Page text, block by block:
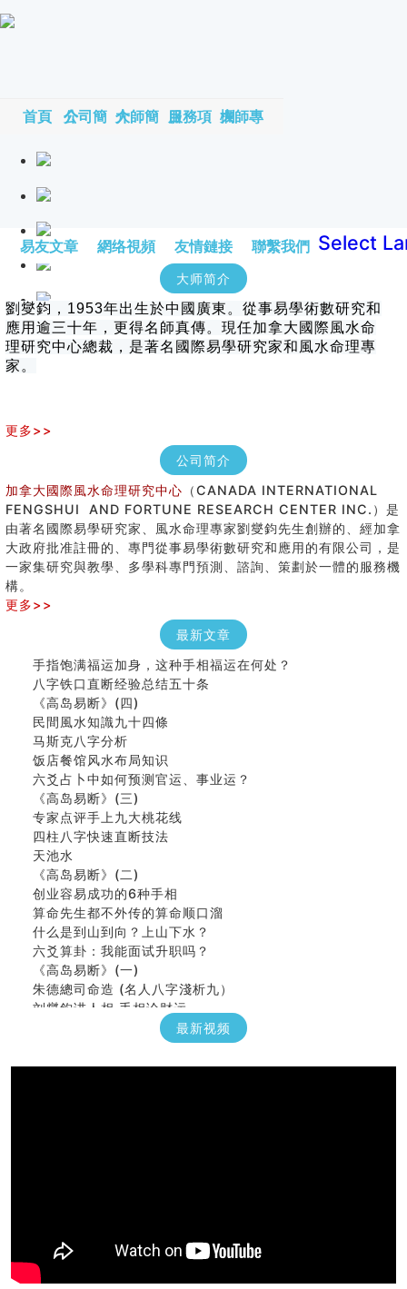
首頁 公司簡介 大師簡介 服務項目 大師專欄
易友文章 網络視頻 友情鏈接 聯繫我們 Select
大师简介
劉燮鈞，1953年出生於中國廣東。從事易學術數研究和
應用逾三十年，更得名師真傳。現任加拿大國際風水命
理研究中心總裁，是著名國際易學研究家和風水命理專
家。
更多>>
公司简介
加拿大國際風水命理研究中心 （CANADA INTERNATIONAL
FENGSHUI AND FORTUNE RESEARCH CENTER INC.）是
由著名國際易學研究家、風水命理專家劉燮鈞先生創辦的、經加拿
大政府批准註冊的、專門從事易學術數研究和應用的有限公司，是
一家集研究與教學、多學科專門預測、諮詢、策劃於一體的服務機
構。
更多>>
最新文章
手指饱满福运加身，这种手相福运在何处？
八字铁口直断经验总结五十条
《高岛易断》(四)
民間風水知識九十四條
马斯克八字分析
饭店餐馆风水布局知识
六爻占卜中如何预测官运、事业运？
《高岛易断》(三)
专家点评手上九大桃花线
四柱八字快速直断技法
天池水
《高岛易断》(二)
创业容易成功的6种手相
算命先生都不外传的算命顺口溜
什么是到山到向？上山下水？
六爻算卦：我能面试升职吗？
《高岛易断》(一)
朱德總司命造 (名⼈⼋字淺析九）
刘燮鈞讲人相 手相论财运
如何给企业起名才能提高影响力
种种“面相”大剖析
汽车风水
姓名字义玄机藏凶吉
最新视频